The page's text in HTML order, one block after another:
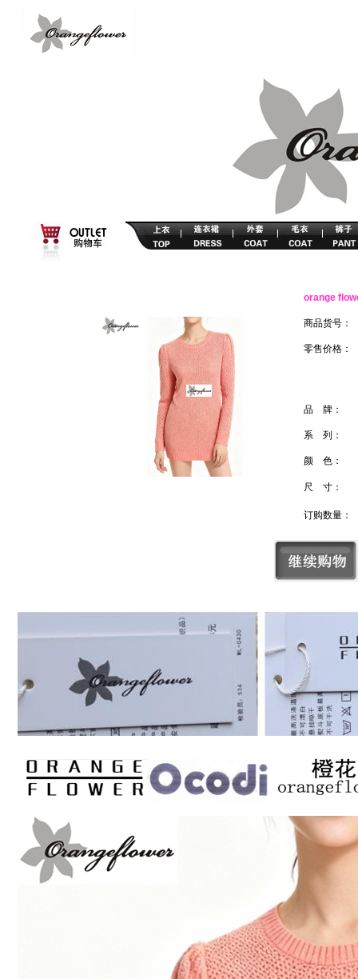
orange
商品货号：
零售价格：
品 牌：
系 列：
颜 色：
尺 寸：
订购数量：